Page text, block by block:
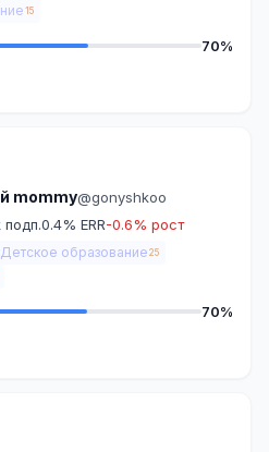
15
70%
mommy@gonyshkoo
подп.0.4% ERR-0.6% рост
образование 25
70%